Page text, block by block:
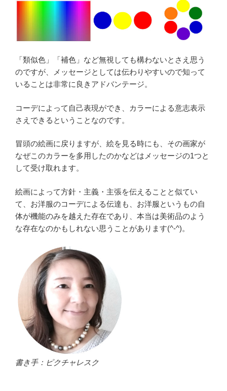
「類似色」「補色」など無視しても構わないとさえ思う
のですが、メッセージとしては伝わりやすいので知って
いることは非常に良きアドバンテージ。
コーデによって自己表現ができ、カラーによる意志表示
さえできるということなのです。
冒頭の絵画に戻りますが、絵を見る時にも、その画家が
なぜこのカラーを多用したのかなどはメッセージの1つと
して受け取れます。
絵画によって方針・主義・主張を伝えることと似てい
て、お洋服のコーデによる伝達も、お洋服というもの自
体が機能のみを越えた存在であり、本当は美術品のよう
な存在なのかもしれない思うことがあります(^-^)。
書き手：ピクチャレスク